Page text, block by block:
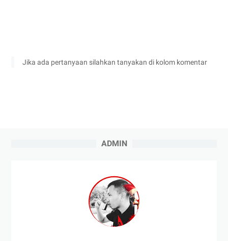
Jika ada pertanyaan silahkan tanyakan di kolom komentar
ADMIN